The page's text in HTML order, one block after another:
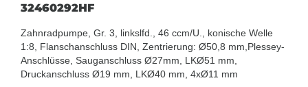
32460292HF
Zahnradpumpe, Gr. 3, linkslfd., 46 ccm/U., konische Welle
1:8, Flanschanschluss DIN, Zentrierung: Ø50,8 mm,Plessey-
Anschlüsse, Sauganschluss Ø27mm, LKØ51 mm,
Druckanschluss Ø19 mm, LKØ40 mm, 4xØ11 mm